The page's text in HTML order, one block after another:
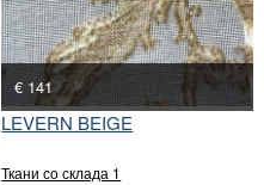
€ 141
LEVERN BEIGE
Ткани со склада 1